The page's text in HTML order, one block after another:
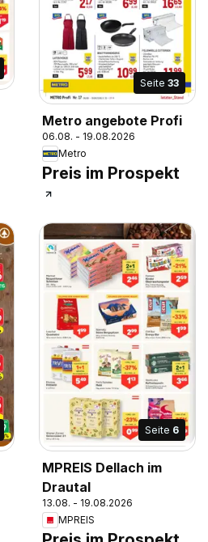
Seite 33
Metro angebote Profi
06.08. - 19.08.2026
Metro
Preis im Prospekt
Seite 6
MPREIS Dellach im
Drautal
13.08. - 19.08.2026
MPREIS